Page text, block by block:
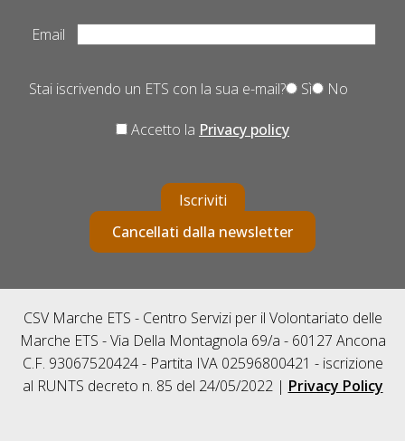
Email
Stai iscrivendo un ETS con la sua e-mail? Sì No
Accetto la Privacy policy
Iscriviti
Cancellati dalla newsletter
CSV Marche ETS - Centro Servizi per il Volontariato delle
Marche ETS - Via Della Montagnola 69/a - 60127 Ancona
C.F. 93067520424 - Partita IVA 02596800421 - iscrizione
al RUNTS decreto n. 85 del 24/05/2022 | Privacy Policy